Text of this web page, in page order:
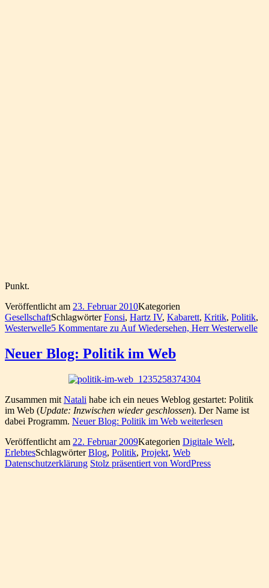
Punkt.
Veröffentlicht am 23. Februar 2010Kategorien
GesellschaftSchlagwörterFonsi, Hartz IV, Kabarett, Kritik, Politik,
Westerwelle5 Kommentare zu Auf Wiedersehen, Herr Westerwelle
Neuer Blog: Politik im Web
Zusammen mit Natali habe ich ein neues Weblog gestartet: Politik
im Web (Update: Inzwischen wieder geschlossen). Der Name ist
dabei Programm. Neuer Blog: Politik im Web weiterlesen
Veröffentlicht am 22. Februar 2009Kategorien Digitale Welt,
ErlebtesSchlagwörterBlog, Politik, Projekt, Web
Datenschutzerklärung Stolz präsentiert von WordPress